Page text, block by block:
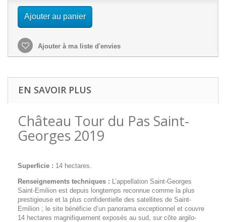
Ajouter au panier
Ajouter à ma liste d'envies
EN SAVOIR PLUS
Château Tour du Pas Saint-
Georges 2019
Superficie : 14 hectares.
Renseignements techniques : L’appellation Saint-Georges
Saint-Emilion est depuis longtemps reconnue comme la plus
prestigieuse et la plus confidentielle des satellites de Saint-
Emilion ; le site bénéficie d’un panorama exceptionnel et couvre
14 hectares magnifiquement exposés au sud, sur côte argilo-